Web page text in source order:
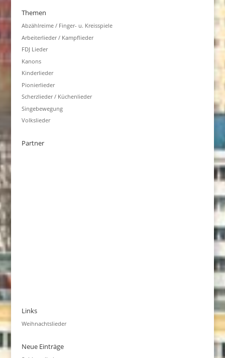
Themen
Abzählreime / Finger- u. Kreisspiele
Arbeiterlieder / Kampflieder
FDJ Lieder
Kanons
Kinderlieder
Pionierlieder
Scherzlieder / Küchenlieder
Singebewegung
Volkslieder
Partner
Links
Weihnachtslieder
Neue Einträge